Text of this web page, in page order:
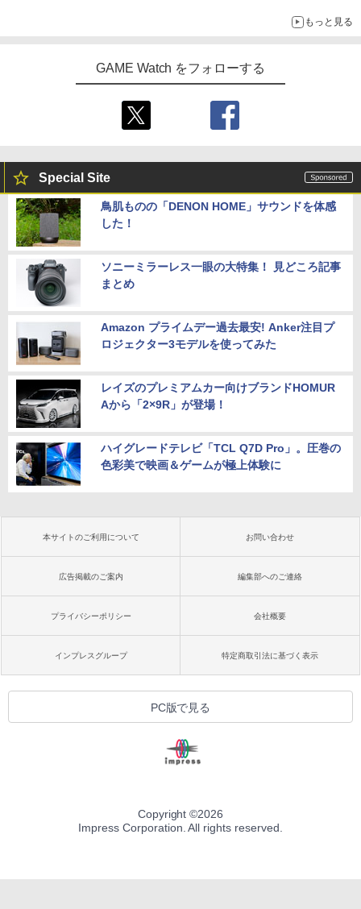
もっと見る
GAME Watch をフォローする
Special Site
鳥肌ものの「DENON HOME」サウンドを体感
した！
ソニーミラーレス一眼の大特集！ 見どころ記事
まとめ
Amazon プライムデー過去最安! Anker注目プ
ロジェクター3モデルを使ってみた
レイズのプレミアムカー向けブランドHOMUR
Aから「2×9R」が登場！
ハイグレードテレビ「TCL Q7D Pro」。圧巻の
色彩美で映画＆ゲームが極上体験に
本サイトのご利用について お問い合わせ
広告掲載のご案内 編集部へのご連絡
プライバシーポリシー 会社概要
インプレスグループ 特定商取引法に基づく表示
PC版で見る
Copyright ©2026
Impress Corporation. All rights reserved.